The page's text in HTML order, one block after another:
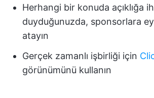
Herhangi bir konuda açıklığa
duyduğunuzda, sponsorlara
atayın
Gerçek zamanlı işbirliği için
görünümünü kullanın